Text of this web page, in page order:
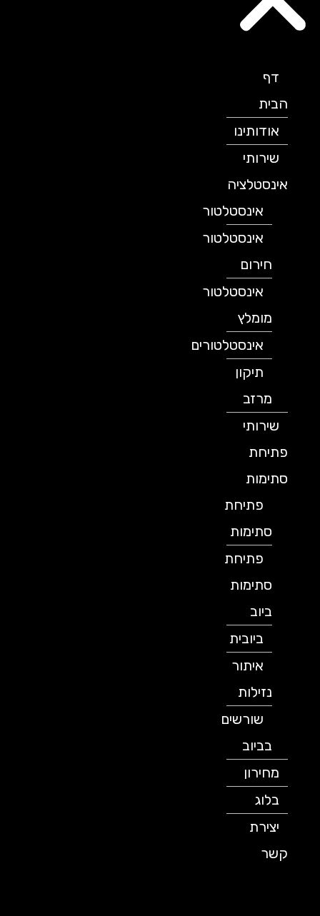
הבית
אודותינו
שירותי
אינסטלציה
אינסטלטור
אינסטלטור
חירום
אינסטלטור
מומלץ
אינסטלטורים
תיקון
מרזב
שירותי
פתיחת
סתימות
פתיחת
סתימות
פתיחת
סתימות
ביובית
איתור
נזילות
שורשים
בביוב
מחירון
יצירת
קשר